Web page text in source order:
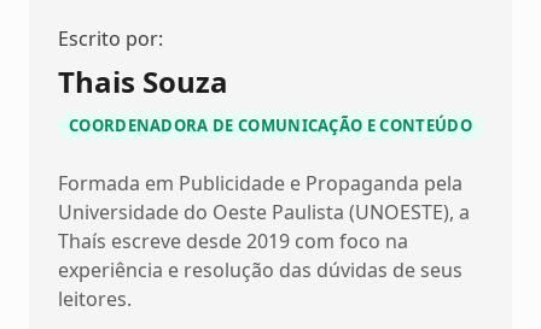
Escrito por:
Thais Souza
COORDENADORA DE COMUNICAÇÃO E CONTEÚDO
Formada em Publicidade e Propaganda pela
Universidade do Oeste Paulista (UNOESTE), a
Thaís escreve desde 2019 com foco na
experiência e resolução das dúvidas de seus
leitores.